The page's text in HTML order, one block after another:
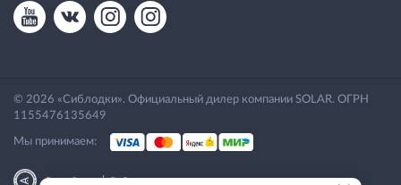
© 2026 «Сиблодки». Официальный дилер компании SOLAR. ОГРН
1155476135649
Мы принимаем:
Разработка|Веб-аналитика